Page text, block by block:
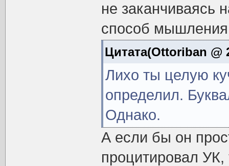
не заканчиваясь
способ
Цитата(Ottoriban @
Лихо ты целую
определил.
Однако.
А если бы он
процитировал